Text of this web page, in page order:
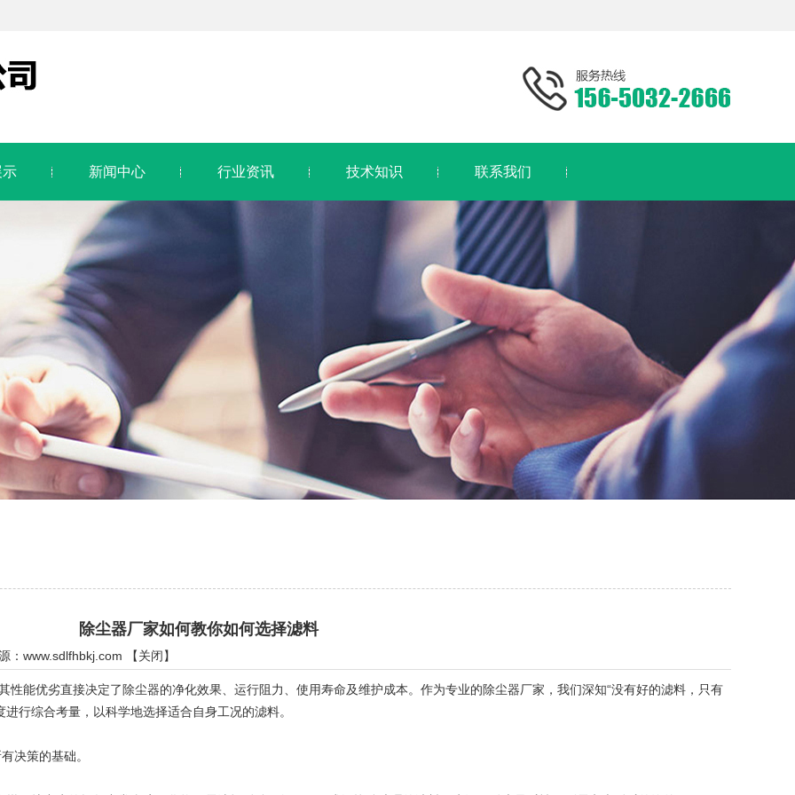
新闻中心 行业资讯 技术知识 联系我们
除尘器厂家如何教你如何选择滤料
： www.sdlfhbkj.com 【关闭】
优劣直接决定了除尘器的净化效果、运行阻力、使用寿命及维护成本。作为专业的除尘器厂家，我们深知“没有好的滤料，只有
行综合考量，以科学地选择适合自身工况的滤料。
策的基础。